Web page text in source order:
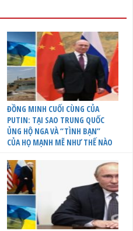
ĐỒNG MINH CUỐI CÙNG CỦA
PUTIN: TẠI SAO TRUNG QUỐC
ỦNG HỘ NGA VÀ “TÌNH BẠN”
CỦA HỌ MẠNH MẼ NHƯ THẾ NÀO